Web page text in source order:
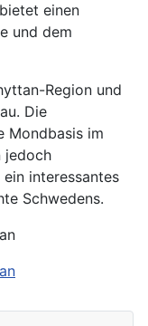
einen
und dem
Region und
Die
Mondbasis im
jedoch
interessantes
Schwedens.